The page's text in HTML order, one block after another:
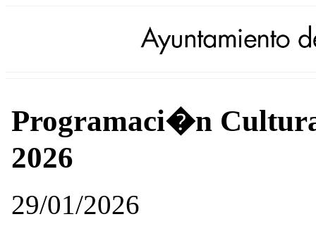
Programaci�n
2026
29/01/2026